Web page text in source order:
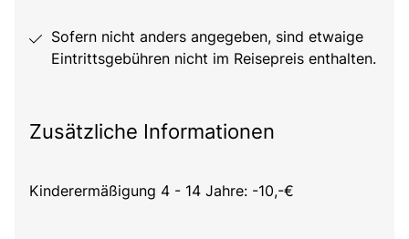
Sofern nicht anders angegeben, sind etwaige
Eintrittsgebühren nicht im Reisepreis enthalten.
Zusätzliche Informationen
Kinderermäßigung 4 - 14 Jahre: -10,-€